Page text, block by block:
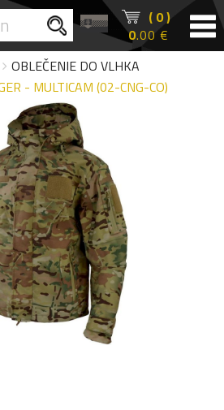
( 0 )
0.00 €
OBLEČENIE DO VLHKA
- MULTICAM (02-CNG-CO)